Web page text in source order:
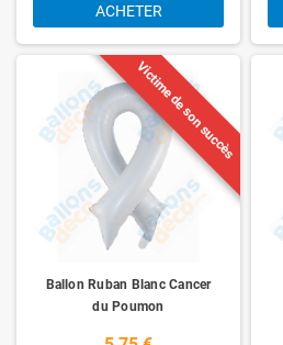
ACHETER
Victime de son succès
Ballon Ruban Blanc Cancer
du Poumon